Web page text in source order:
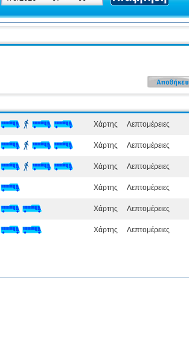
Χάρτης Λεπτομέρειες
Χάρτης Λεπτομέρειες
Χάρτης Λεπτομέρειες
Χάρτης Λεπτομέρειες
Χάρτης Λεπτομέρειες
Χάρτης Λεπτομέρειες